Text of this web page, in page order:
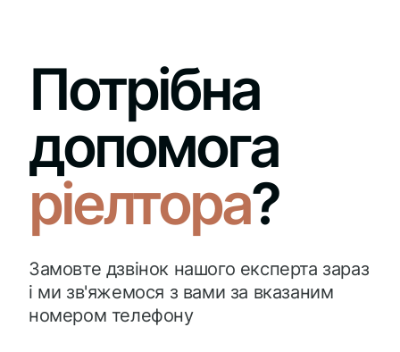
Потрібна
допомога
ріелтора?
Замовте дзвінок нашого експерта зараз
і ми зв'яжемося з вами за вказаним
номером телефону